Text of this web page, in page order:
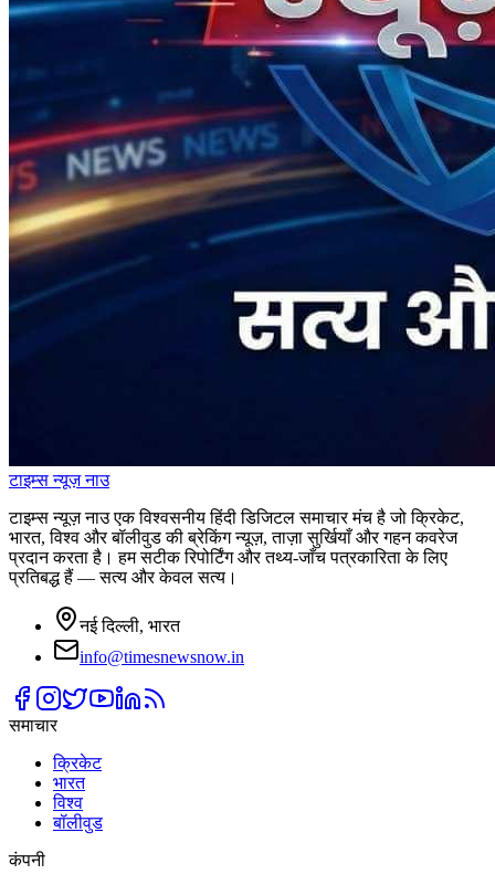
टाइम्सन्यूज़नाउ
टाइम्स न्यूज़ नाउ एक विश्वसनीय हिंदी डिजिटल समाचार मंच है जो क्रिकेट,
भारत, विश्व और बॉलीवुड की ब्रेकिंग न्यूज़, ताज़ा सुर्खियाँ और गहन कवरेज
प्रदान करता है। हम सटीक रिपोर्टिंग और तथ्य-जाँच पत्रकारिता के लिए
प्रतिबद्ध हैं — सत्य और केवल सत्य।
नई दिल्ली, भारत
info@timesnewsnow.in
समाचार
क्रिकेट
भारत
विश्व
बॉलीवुड
कंपनी